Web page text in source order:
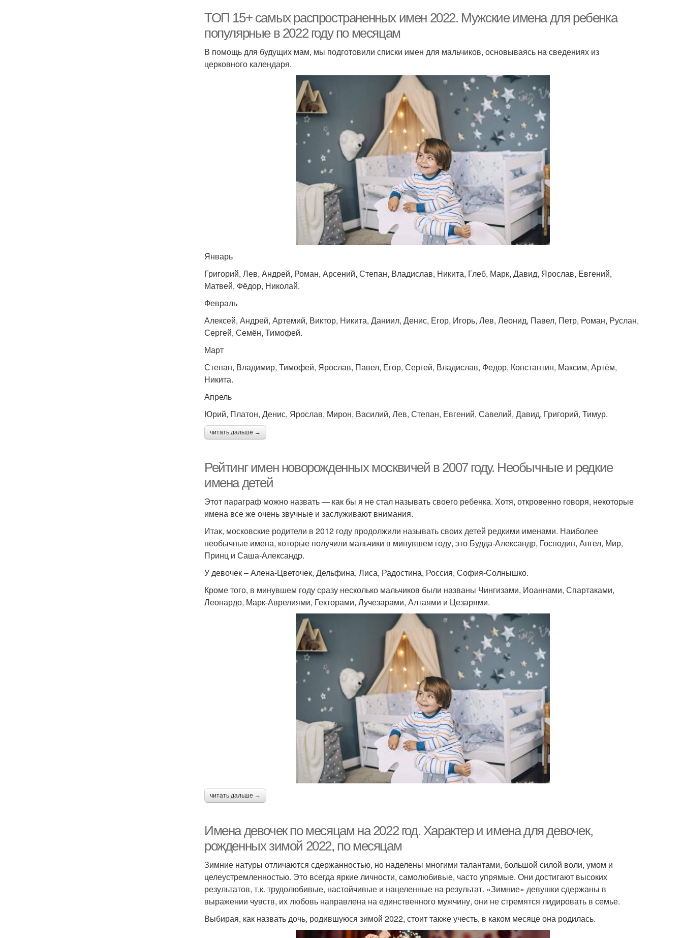
ТОП 15+ самых распространенных имен 2022. Мужские имена для ребенка
популярные в 2022 году по месяцам
В помощь для будущих мам, мы подготовили списки имен для мальчиков, основываясь на сведениях из
церковного календаря.
Январь
Григорий, Лев, Андрей, Роман, Арсений, Степан, Владислав, Никита, Глеб, Марк, Давид, Ярослав, Евгений,
Матвей, Фёдор, Николай.
Февраль
Алексей, Андрей, Артемий, Виктор, Никита, Даниил, Денис, Егор, Игорь, Лев, Леонид, Павел, Петр, Роман, Руслан,
Сергей, Семён, Тимофей.
Март
Степан, Владимир, Тимофей, Ярослав, Павел, Егор, Сергей, Владислав, Федор, Константин, Максим, Артём,
Никита.
Апрель
Юрий, Платон, Денис, Ярослав, Мирон, Василий, Лев, Степан, Евгений, Савелий, Давид, Григорий, Тимур.
читать дальше →
Рейтинг имен новорожденных москвичей в 2007 году. Необычные и редкие
имена детей
Этот параграф можно назвать — как бы я не стал называть своего ребенка. Хотя, откровенно говоря, некоторые
имена все же очень звучные и заслуживают внимания.
Итак, московские родители в 2012 году продолжили называть своих детей редкими именами. Наиболее
необычные имена, которые получили мальчики в минувшем году, это Будда-Александр, Господин, Ангел, Мир,
Принц и Саша-Александр.
У девочек – Алена-Цветочек, Дельфина, Лиса, Радостина, Россия, София-Солнышко.
Кроме того, в минувшем году сразу несколько мальчиков были названы Чингизами, Иоаннами, Спартаками,
Леонардо, Марк-Аврелиями, Гекторами, Лучезарами, Алтаями и Цезарями.
читать дальше →
Имена девочек по месяцам на 2022 год. Характер и имена для девочек,
рожденных зимой 2022, по месяцам
Зимние натуры отличаются сдержанностью, но наделены многими талантами, большой силой воли, умом и
целеустремленностью. Это всегда яркие личности, самолюбивые, часто упрямые. Они достигают высоких
результатов, т.к. трудолюбивые, настойчивые и нацеленные на результат. «Зимние» девушки сдержаны в
выражении чувств, их любовь направлена на единственного мужчину, они не стремятся лидировать в семье.
Выбирая, как назвать дочь, родившуюся зимой 2022, стоит также учесть, в каком месяце она родилась.